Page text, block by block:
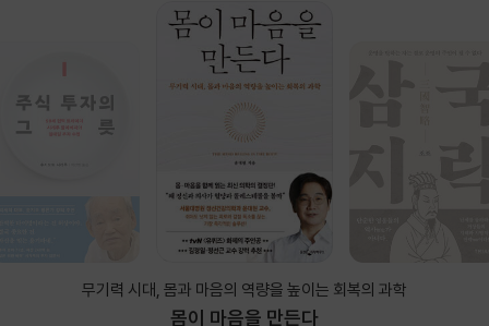
무기력 시대, 몸과 마음의 역량을 높이는 회복의 과학
몸이 마음을 만든다